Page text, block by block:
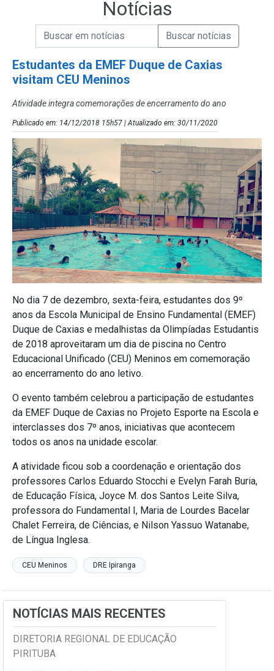
Notícias
Campo de Busca de Notícias
Campo de Busca de informaçõesEnviar a Busca de Notícias
Estudantes da EMEF Duque de Caxias
visitam CEU Meninos
Atividade integra comemorações de encerramento do ano
Publicado em: 14/12/2018 15h57 | Atualizado em: 30/11/2020
No dia 7 de dezembro, sexta-feira, estudantes dos 9º
anos da Escola Municipal de Ensino Fundamental (EMEF)
Duque de Caxias e medalhistas da Olimpíadas Estudantis
de 2018 aproveitaram um dia de piscina no Centro
Educacional Unificado (CEU) Meninos em comemoração
ao encerramento do ano letivo.
O evento também celebrou a participação de estudantes
da EMEF Duque de Caxias no Projeto Esporte na Escola e
interclasses dos 7º anos, iniciativas que acontecem
todos os anos na unidade escolar.
A atividade ficou sob a coordenação e orientação dos
professores Carlos Eduardo Stocchi e Evelyn Farah Buria,
de Educação Física, Joyce M. dos Santos Leite Silva,
professora do Fundamental I, Maria de Lourdes Bacelar
Chalet Ferreira, de Ciências, e Nilson Yassuo Watanabe,
de Língua Inglesa.
CEU Meninos DRE Ipiranga
NOTÍCIAS MAIS RECENTES
DIRETORIA REGIONAL DE EDUCAÇÃO
PIRITUBA